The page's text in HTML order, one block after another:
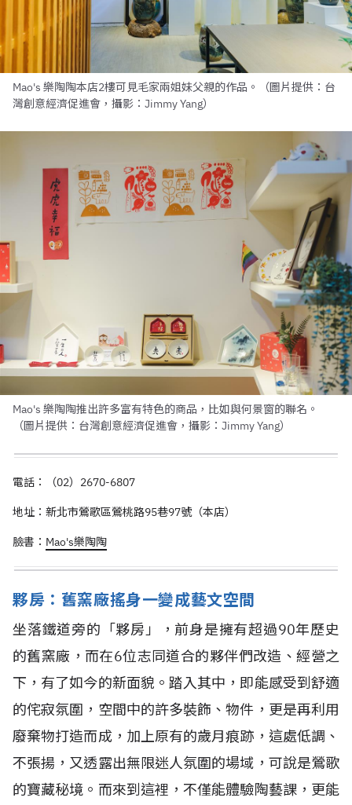
Mao's 樂陶陶本店2樓可見毛家兩姐妹父親的作品。（圖片提供：台
灣創意經濟促進會，攝影：Jimmy Yang）
Mao's 樂陶陶推出許多富有特色的商品，比如與何景窗的聯名。
（圖片提供：台灣創意經濟促進會，攝影：Jimmy Yang）
電話：（02）2670-6807
地址：新北市鶯歌區鶯桃路95巷97號（本店）
臉書： Mao's樂陶陶
夥房：舊窯廠搖身一變成藝文空間
坐落鐵道旁的「夥房」，前身是擁有超過90年歷史
的舊窯廠，而在6位志同道合的夥伴們改造、經營之
下，有了如今的新面貌。踏入其中，即能感受到舒適
的侘寂氛圍，空間中的許多裝飾、物件，更是再利用
廢棄物打造而成，加上原有的歲月痕跡，這處低調、
不張揚，又透露出無限迷人氛圍的場域，可說是鶯歌
的寶藏秘境。而來到這裡，不僅能體驗陶藝課，更能